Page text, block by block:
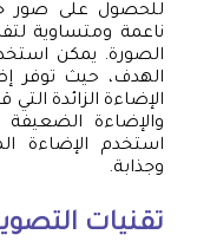
للحصول على صور
ناعمة ومتساوية
الصورة. يمكن
الهدف، حيث توفر
الإضاءة الزائدة
والإضاءة
استخدم الإضاءة
وجذابة.
تقنيات